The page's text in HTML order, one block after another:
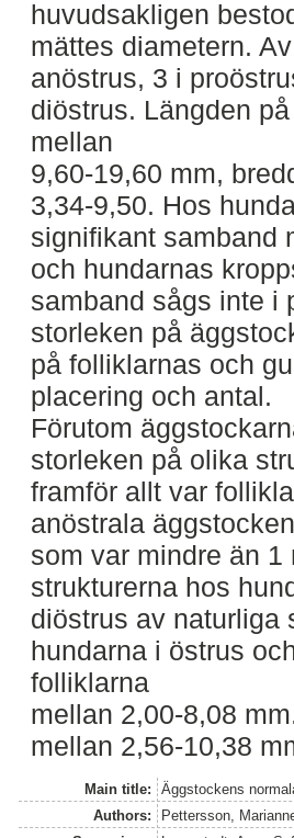
huvudsakligen
mättes diametern.
anöstrus, 3 i
diöstrus. Längden
mellan
9,60-19,60 mm,
3,34-9,50. Hos
signifikant samband
och hundarnas
samband sågs inte i
storleken på
på folliklarnas och
placering och antal.
Förutom
storleken på olika
framför allt var
anöstrala
som var mindre än
strukturerna hos
diöstrus av naturliga
hundarna i östrus
folliklarna
mellan 2,00-8,08
mellan 2,56-10,38
Main title:
Äggstockens
Authors:
Pettersson,